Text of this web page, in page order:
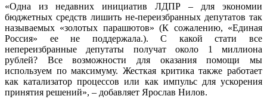
«Одна из недавних инициатив ЛДПР – для экономии
бюджетных средств лишить не-переизбранных депутатов так
называемых «золотых парашютов» (К сожалению, «Единая
Россия» ее не поддержала.). С какой стати все
непереизбранные депутаты получат около 1 миллиона
рублей? Все возможности для оказания помощи мы
используем по максимуму. Жесткая критика также работает
как катализатор процессов или как импульс для ускорения
принятия решений», – добавляет Ярослав Нилов.